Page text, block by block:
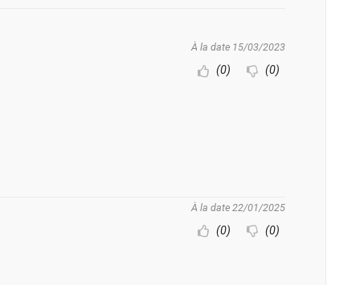
À la date 15/03/2023
(0) (0)
À la date 22/01/2025
(0) (0)